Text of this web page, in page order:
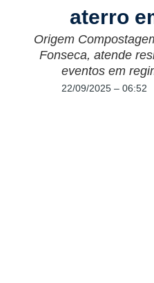
aterro
Origem
Fonseca, atende
eventos em
22/09/2025 – 06:52